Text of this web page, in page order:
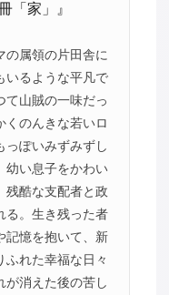
「家」』
の属領の片田舎に
いるような平凡で
て山賊の一味だっ
くのんきな若いロ
っぽいみずみずし
幼い息子をかわい
残酷な支配者と政
る。生き残った者
記憶を抱いて、新
ふれた幸福な日々
が消えた後の苦し